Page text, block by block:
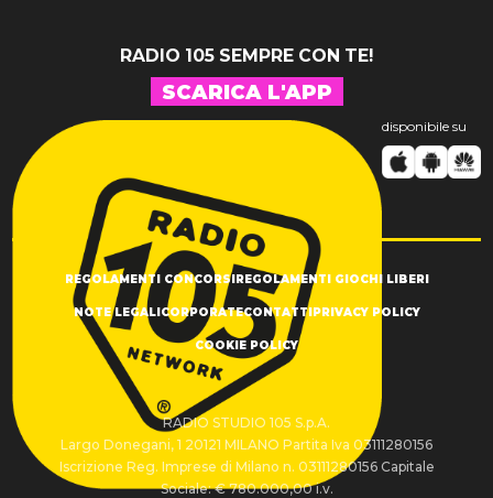
RADIO 105 SEMPRE CON TE!
SCARICA L'APP
disponibile su
REGOLAMENTI CONCORSIREGOLAMENTI GIOCHI LIBERI
NOTE LEGALICORPORATECONTATTIPRIVACY POLICY
COOKIE POLICY
RADIO STUDIO 105 S.p.A.
Largo Donegani, 1 20121 MILANO Partita Iva 03111280156
Iscrizione Reg. Imprese di Milano n. 03111280156 Capitale
Sociale: € 780.000,00 i.v.